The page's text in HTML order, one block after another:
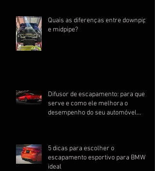
Quais as diferenças entre downpipe
e midpipe?
Difusor de escapamento: para que
serve e como ele melhora o
desempenho do seu automóvel
5 dicas para escolher o
escapamento esportivo para BMW
ideal